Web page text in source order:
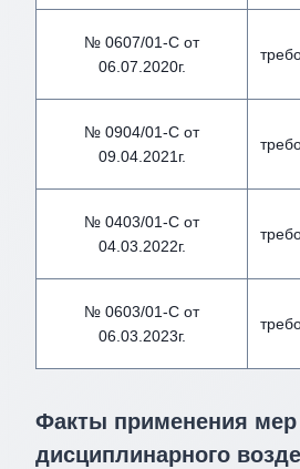
№ 0607/01-С от
06.07.2020г.
№ 0904/01-С от
09.04.2021г.
№ 0403/01-С от
04.03.2022г.
№ 0603/01-С от
06.03.2023г.
Факты применения мер
дисциплинарного